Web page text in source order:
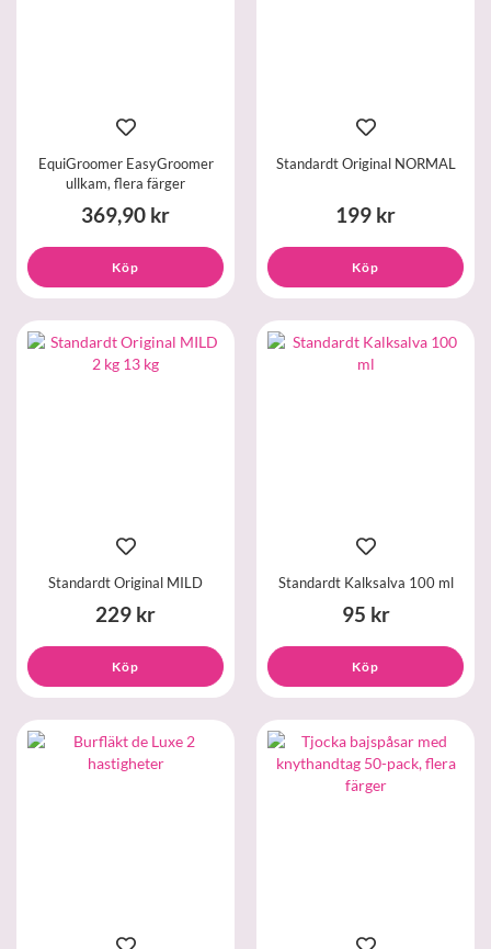
EquiGroomer EasyGroomer
ullkam, flera färger
369,90 kr
Köp
Standardt Original NORMAL
199 kr
Köp
Standardt Original MILD
229 kr
Köp
Standardt Kalksalva 100 ml
95 kr
Köp